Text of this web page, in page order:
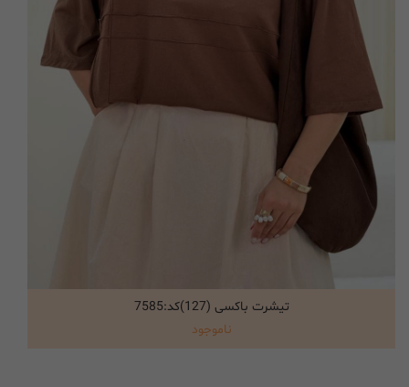
انتخاب گزینه ها
تیشرت باکسی (127)کد:7585
ناموجود